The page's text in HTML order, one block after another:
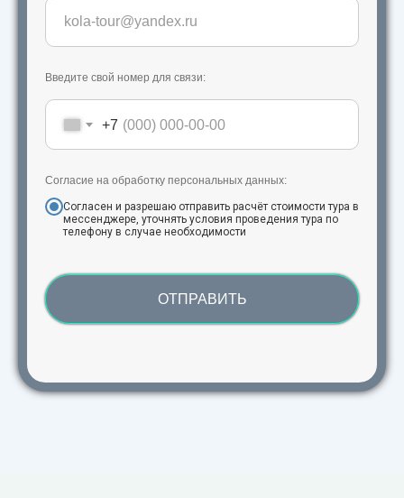
Введите свой номер для связи:
+7
Согласие на обработку персональных данных:
Согласен и разрешаю отправить расчёт стоимости тура в
мессенджере, уточнять условия проведения тура по
телефону в случае необходимости
ОТПРАВИТЬ